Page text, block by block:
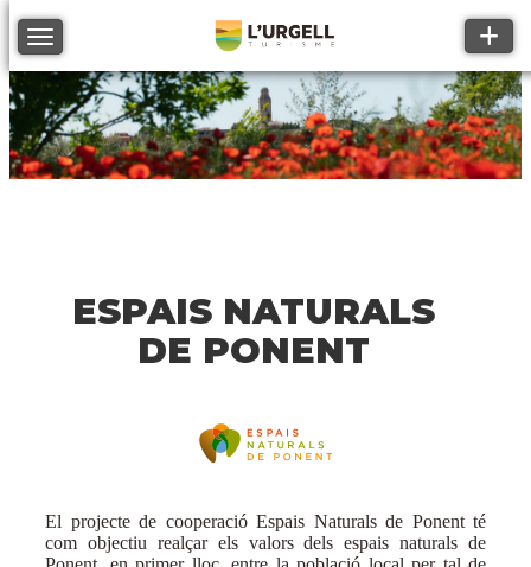
Toggle navigation
ESPAIS NATURALS
DE PONENT
El projecte de cooperació Espais Naturals de Ponent té
com objectiu realçar els valors dels espais naturals de